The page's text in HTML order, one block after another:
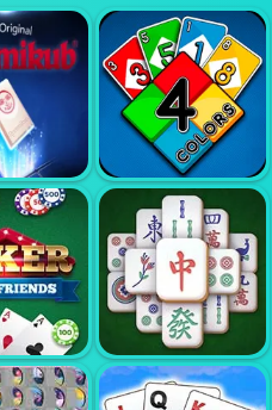
ューブ
1つはオンライン
です